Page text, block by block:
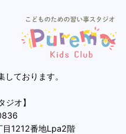
ております。
ジオ】
目1212番地Lpa2階